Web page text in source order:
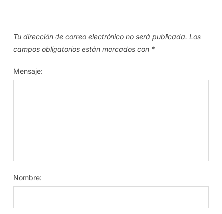
Tu dirección de correo electrónico no será publicada. Los
campos obligatorios están marcados con *
Mensaje:
Nombre: